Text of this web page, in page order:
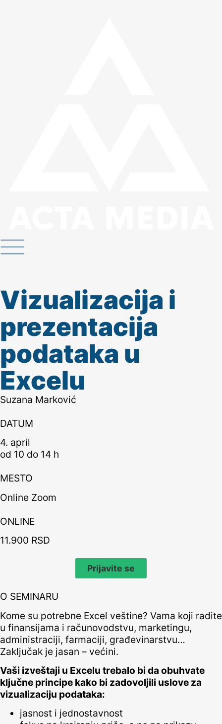
Vizualizacija i
prezentacija
podataka u
Excelu
Suzana Мarković
DATUM
4. april
od 10 do 14 h
MESTO
Online Zoom
ONLINE
11.900 RSD
Prijavite se
O SEMINARU
Kome su potrebne Excel veštine? Vama koji radite
u finansijama i računovodstvu, marketingu,
administraciji, farmaciji, građevinarstvu…
Zaključak je jasan – većini.
Vaši izveštaji u Excelu trebalo bi da obuhvate
ključne principe kako bi zadovoljili uslove za
vizualizaciju podataka:
jasnost i jednostavnost